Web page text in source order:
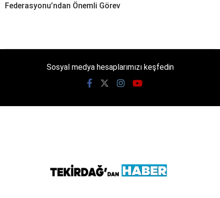
Federasyonu’ndan Önemli Görev
Sosyal medya hesaplarımızı keşfedin